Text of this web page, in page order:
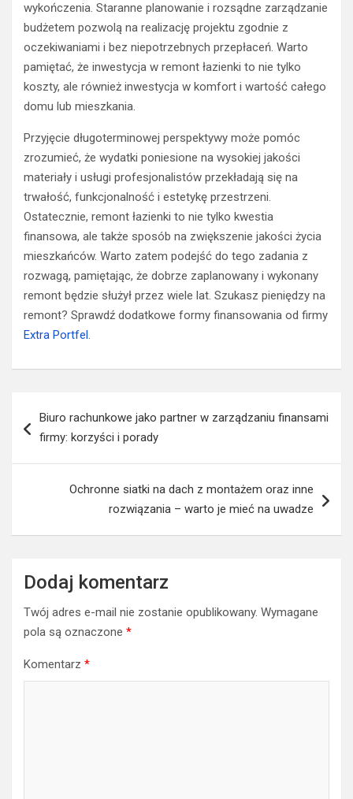
wykończenia. Staranne planowanie i rozsądne zarządzanie
budżetem pozwolą na realizację projektu zgodnie z
oczekiwaniami i bez niepotrzebnych przepłaceń. Warto
pamiętać, że inwestycja w remont łazienki to nie tylko
koszty, ale również inwestycja w komfort i wartość całego
domu lub mieszkania.
Przyjęcie długoterminowej perspektywy może pomóc
zrozumieć, że wydatki poniesione na wysokiej jakości
materiały i usługi profesjonalistów przekładają się na
trwałość, funkcjonalność i estetykę przestrzeni.
Ostatecznie, remont łazienki to nie tylko kwestia
finansowa, ale także sposób na zwiększenie jakości życia
mieszkańców. Warto zatem podejść do tego zadania z
rozwagą, pamiętając, że dobrze zaplanowany i wykonany
remont będzie służył przez wiele lat. Szukasz pieniędzy na
remont? Sprawdź dodatkowe formy finansowania od firmy
Extra Portfel.
wpisu
Biuro rachunkowe jako partner w zarządzaniu finansami
firmy: korzyści i porady
Ochronne siatki na dach z montażem oraz inne
rozwiązania – warto je mieć na uwadze
Dodaj komentarz
Twój adres e-mail nie zostanie opublikowany. Wymagane
pola są oznaczone *
Komentarz *